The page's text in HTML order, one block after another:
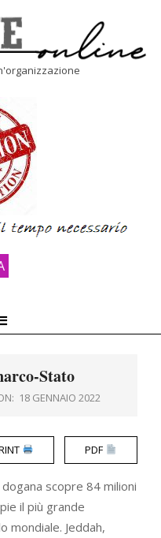
Stato
18 GENNAIO 2022
PDF
scopre 84 milioni
il più grande
mondiale. Jeddah,